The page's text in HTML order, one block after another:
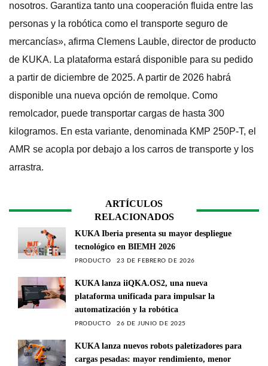
nosotros. Garantiza tanto una cooperación fluida entre las
personas y la robótica como el transporte seguro de
mercancías», afirma Clemens Lauble, director de producto
de KUKA. La plataforma estará disponible para su pedido
a partir de diciembre de 2025. A partir de 2026 habrá
disponible una nueva opción de remolque. Como
remolcador, puede transportar cargas de hasta 300
kilogramos. En esta variante, denominada KMP 250P-T, el
AMR se acopla por debajo a los carros de transporte y los
arrastra.
ARTÍCULOS
RELACIONADOS
KUKA Iberia presenta su mayor despliegue
tecnológico en BIEMH 2026
PRODUCTO 23 DE FEBRERO DE 2026
KUKA lanza iiQKA.OS2, una nueva
plataforma unificada para impulsar la
automatización y la robótica
PRODUCTO 26 DE JUNIO DE 2025
KUKA lanza nuevos robots paletizadores para
cargas pesadas: mayor rendimiento, menor